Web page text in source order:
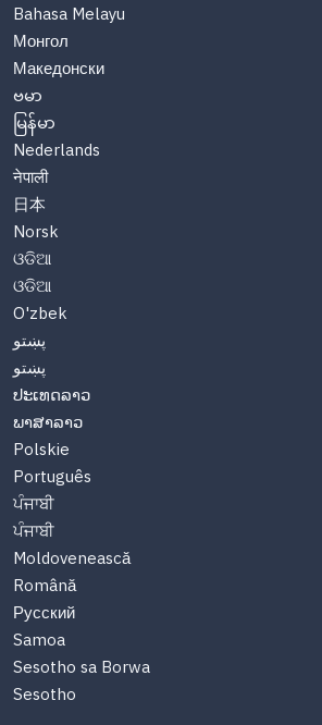
Bahasa Melayu
Монгол
Македонски
ဗမာ
မြန်မာ
Nederlands
नेपाली
日本
Norsk
ଓଡିଆ
ଓଡିଆ
O'zbek
پښتو
پښتو
ປະເທດລາວ
ພາສາລາວ
Polskie
Português
ਪੰਜਾਬੀ
ਪੰਜਾਬੀ
Moldovenească
Română
Русский
Samoa
Sesotho sa Borwa
Sesotho